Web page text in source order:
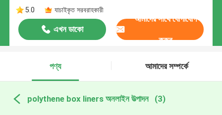
5.0
যাচাইকৃত সরবরাহকারী
এখন ডাকো
আমাদের সাথে যোগাযোগ
করুন
পণ্য আমাদের সম্পর্কে
polythene box liners অনলাইন উত্পাদন (3)